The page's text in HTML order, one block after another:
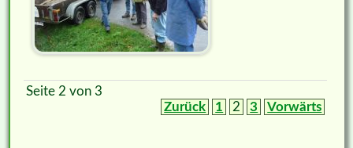
Seite 2 von 3
Zurück
1 2 3 Vorwärts